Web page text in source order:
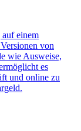
einem
von
wie Ausweise,
es
und online zu